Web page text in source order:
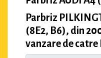
Parbriz
(8E2, B6), din
vanzare de